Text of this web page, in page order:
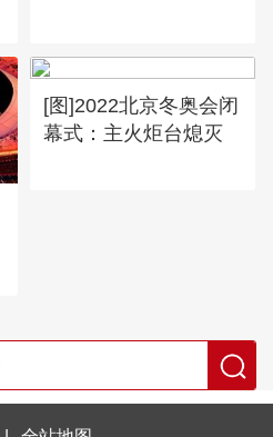
[图]2022北京冬奥会闭
幕式：主火炬台熄灭